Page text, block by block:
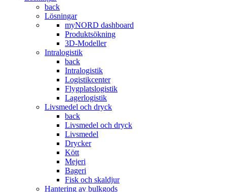
back
Lösningar
myNORD dashboard
Produktsökning
3D-Modeller
Intralogistik
back
Intralogistik
Logistikcenter
Flygplatslogistik
Lagerlogistik
Livsmedel och dryck
back
Livsmedel och dryck
Livsmedel
Drycker
Kött
Mejeri
Bageri
Fisk och skaldjur
Hantering av bulkgods